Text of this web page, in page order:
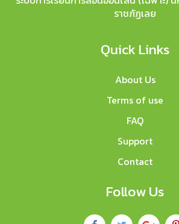
ราชภัฏเลย
Quick Links
About Us
Terms of use
FAQ
Support
Contact
Follow Us